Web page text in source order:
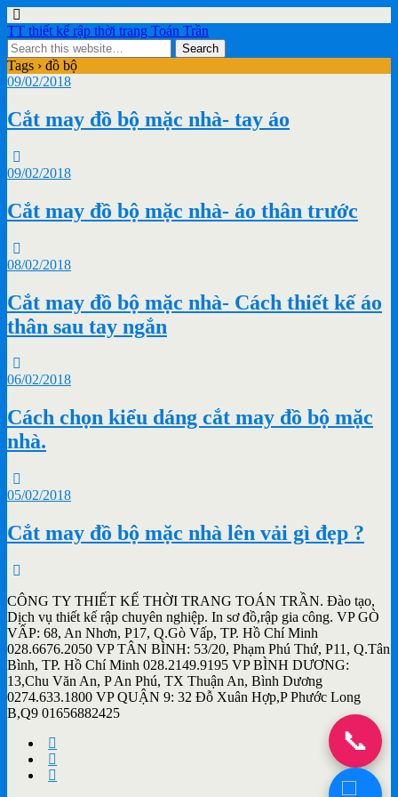
TT thiết kế rập thời trang Toán Trần
Tags › đồ bộ
09/02/2018
Cắt may đồ bộ mặc nhà- tay áo
09/02/2018
Cắt may đồ bộ mặc nhà- áo thân trước
08/02/2018
Cắt may đồ bộ mặc nhà- Cách thiết kế áo
thân sau tay ngắn
06/02/2018
Cách chọn kiểu dáng cắt may đồ bộ mặc
nhà.
05/02/2018
Cắt may đồ bộ mặc nhà lên vải gì đẹp ?
CÔNG TY THIẾT KẾ THỜI TRANG TOÁN TRẦN. Đào tạo,
Dịch vụ thiết kế rập chuyên nghiệp. In sơ đồ,rập gia công. VP GÒ
VẤP: 68, An Nhơn, P17, Q.Gò Vấp, TP. Hồ Chí Minh
028.6676.2050 VP TÂN BÌNH: 53/20, Phạm Phú Thứ, P11, Q.Tân
Bình, TP. Hồ Chí Minh 028.2149.9195 VP BÌNH DƯƠNG:
13,Chu Văn An, P An Phú, TX Thuận An, Bình Dương
0274.633.1800 VP QUẬN 9: 32 Đỗ Xuân Hợp,P Phước Long
B,Q9 01656882425
📞